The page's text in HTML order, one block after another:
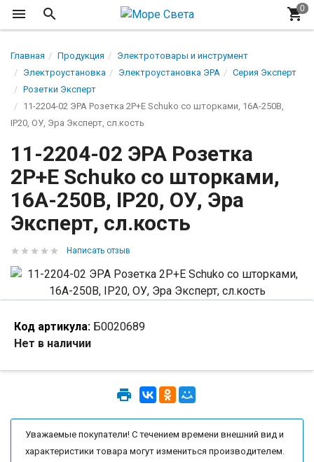
Главная Продукция
Электротовары и инструмент
Электроустановка
Электроустановка ЭРА
Серия Эксперт
Розетки Эксперт
11-2204-02 ЭРА Розетка 2P+E Schuko со шторками, 16A-250В,
IP20, ОУ, Эра Эксперт, сл.кость
11-2204-02 ЭРА Розетка
2P+E Schuko со шторками,
16A-250В, IP20, ОУ, Эра
Эксперт, сл.кость
Написать отзыв
Код артикула: Б0020689
Нет в наличии
Уважаемые покупатели! С течением времени внешний вид и
характеристики товара могут измениться производителем.